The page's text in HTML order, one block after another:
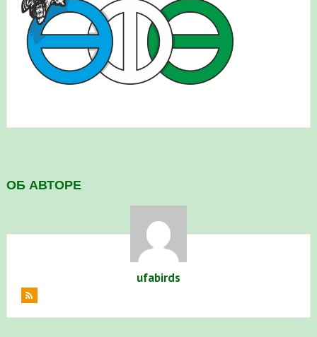
в Республике Башкортостан в 2026 году
ОБ АВТОРЕ
ufabirds